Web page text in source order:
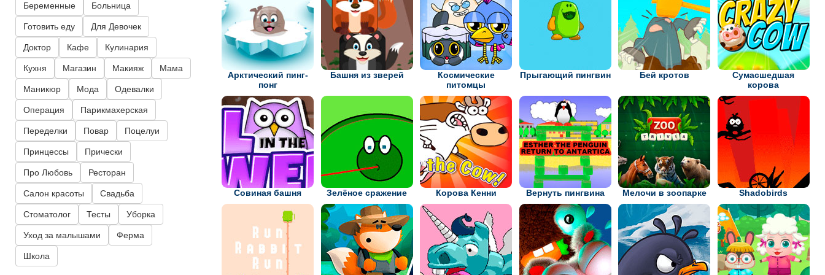
Арктический пинг-
понг
Башня из зверей
Космические
питомцы
Прыгающий пингвин Бей кротов
Сумасшедшая
корова
Совиная башня Зелёное сражение Корова Кенни Вернуть пингвина Мелочи в зоопарке Shadobirds
Беременные Больница
Готовить еду Для Девочек
Доктор Кафе Кулинария
Кухня Магазин Макияж Мама
Маникюр Мода Одевалки
Операция Парикмахерская
Переделки Повар Поцелуи
Принцессы Прически
Про Любовь Ресторан
Салон красоты Свадьба
Стоматолог Тесты Уборка
Уход за малышами Ферма
Школа